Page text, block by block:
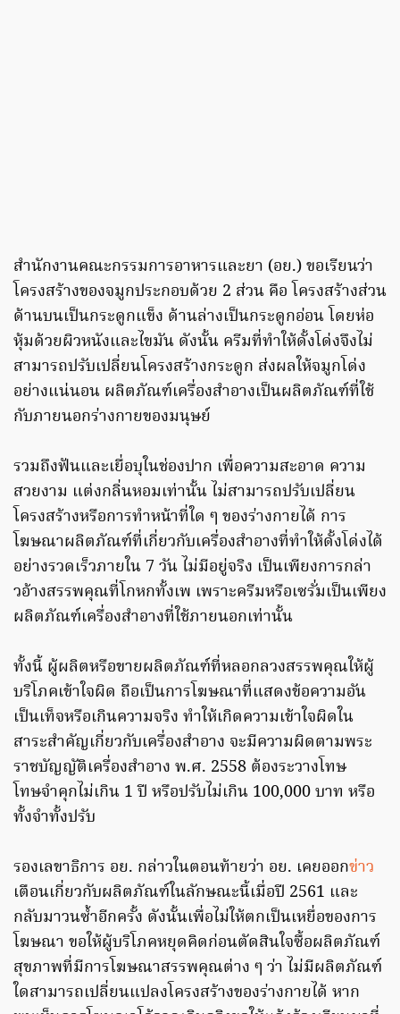
สำนักงานคณะกรรมการอาหารและยา (อย.) ขอเรียนว่า
โครงสร้างของจมูกประกอบด้วย 2 ส่วน คือ โครงสร้างส่วน
ด้านบนเป็นกระดูกแข็ง ด้านล่างเป็นกระดูกอ่อน โดยห่อ
หุ้มด้วยผิวหนังและไขมัน ดังนั้น ครีมที่ทำให้ดั้งโด่งจึงไม่
สามารถปรับเปลี่ยนโครงสร้างกระดูก ส่งผลให้จมูกโด่ง
อย่างแน่นอน ผลิตภัณฑ์เครื่องสำอางเป็นผลิตภัณฑ์ที่ใช้
กับภายนอกร่างกายของมนุษย์
รวมถึงฟันและเยื่อบุในช่องปาก เพื่อความสะอาด ความ
สวยงาม แต่งกลิ่นหอมเท่านั้น ไม่สามารถปรับเปลี่ยน
โครงสร้างหรือการทำหน้าที่ใด ๆ ของร่างกายได้ การ
โฆษณาผลิตภัณฑ์ที่เกี่ยวกับเครื่องสำอางที่ทำให้ดั้งโด่งได้
อย่างรวดเร็วภายใน 7 วัน ไม่มีอยู่จริง เป็นเพียงการกล่า
วอ้างสรรพคุณที่โกหกทั้งเพ เพราะครีมหรือเซรั่มเป็นเพียง
ผลิตภัณฑ์เครื่องสำอางที่ใช้ภายนอกเท่านั้น
ทั้งนี้ ผู้ผลิตหรือขายผลิตภัณฑ์ที่หลอกลวงสรรพคุณให้ผู้
บริโภคเข้าใจผิด ถือเป็นการโฆษณาที่แสดงข้อความอัน
เป็นเท็จหรือเกินความจริง ทำให้เกิดความเข้าใจผิดใน
สาระสำคัญเกี่ยวกับเครื่องสำอาง จะมีความผิดตามพระ
ราชบัญญัติเครื่องสำอาง พ.ศ. 2558 ต้องระวางโทษ
โทษจำคุกไม่เกิน 1 ปี หรือปรับไม่เกิน 100,000 บาท หรือ
ทั้งจำทั้งปรับ
รองเลขาธิการ อย. กล่าวในตอนท้ายว่า อย. เคยออกข่าว
เตือนเกี่ยวกับผลิตภัณฑ์ในลักษณะนี้เมื่อปี 2561 และ
กลับมาวนซ้ำอีกครั้ง ดังนั้นเพื่อไม่ให้ตกเป็นเหยื่อของการ
โฆษณา ขอให้ผู้บริโภคหยุดคิดก่อนตัดสินใจซื้อผลิตภัณฑ์
สุขภาพที่มีการโฆษณาสรรพคุณต่าง ๆ ว่า ไม่มีผลิตภัณฑ์
ใดสามารถเปลี่ยนแปลงโครงสร้างของร่างกายได้ หาก